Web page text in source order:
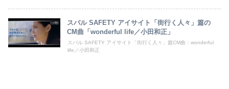
スバル SAFETY アイサイト「街行く人々」篇の
CM曲「wonderful life／小田和正」
スバル SAFETY アイサイト「街行く人々」篇CM曲：wonderful
life／小田和正